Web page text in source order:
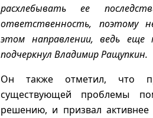
расхлебывать ее
ответственность, поэтому
этом направлении, ведь
подчеркнул Владимир Ращупкин.
Он также отметил, что
существующей проблемы
решению, и призвал